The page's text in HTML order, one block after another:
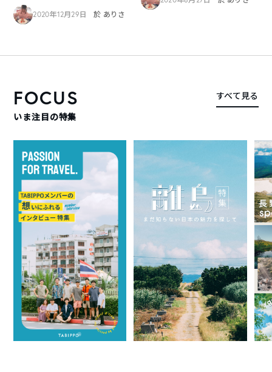
2020年12月29日 於 ありさ
FOCUS
いま注目の特集
すべて見る